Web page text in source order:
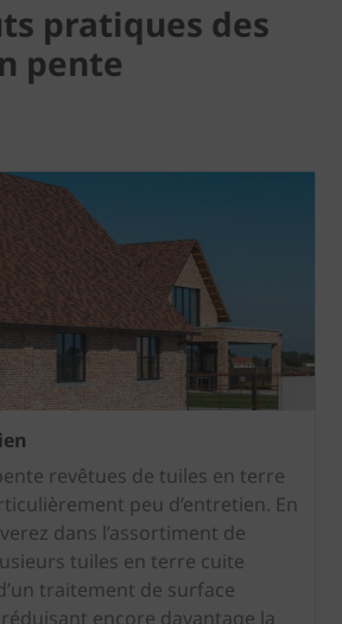
pratiques des
pente
revêtues de tuiles en terre
peu d’entretien. En
dans l’assortiment de
tuiles en terre cuite
traitement de surface
encore davantage la